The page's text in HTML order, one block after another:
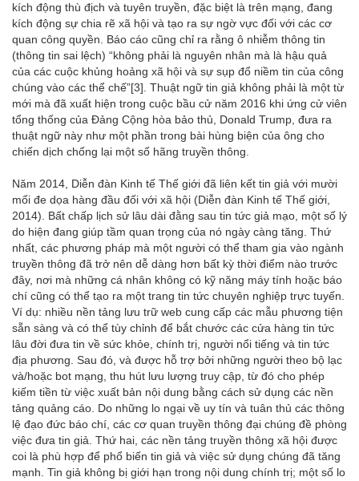
kích động thù địch và tuyên truyền, đặc biệt là trên mạng, đang
kích động sự chia rẽ xã hội và tạo ra sự ngờ vực đối với các cơ
quan công quyền. Báo cáo cũng chỉ ra rằng ô nhiễm thông tin
(thông tin sai lệch) “không phải là nguyên nhân mà là hậu quả
của các cuộc khủng hoảng xã hội và sự sụp đổ niềm tin của công
chúng vào các thể chế”[3]. Thuật ngữ tin giả không phải là một từ
mới mà đã xuất hiện trong cuộc bầu cử năm 2016 khi ứng cử viên
tổng thống của Đảng Cộng hòa bảo thủ, Donald Trump, đưa ra
thuật ngữ này như một phần trong bài hùng biện của ông cho
chiến dịch chống lại một số hãng truyền thông.
Năm 2014, Diễn đàn Kinh tế Thế giới đã liên kết tin giả với mười
mối đe dọa hàng đầu đối với xã hội (Diễn đàn Kinh tế Thế giới,
2014). Bất chấp lịch sử lâu dài đằng sau tin tức giả mạo, một số lý
do hiện đang giúp tầm quan trọng của nó ngày càng tăng. Thứ
nhất, các phương pháp mà một người có thể tham gia vào ngành
truyền thông đã trở nên dễ dàng hơn bất kỳ thời điểm nào trước
đây, nơi mà những cá nhân không có kỹ năng máy tính hoặc báo
chí cũng có thể tạo ra một trang tin tức chuyên nghiệp trực tuyến.
Ví dụ: nhiều nền tảng lưu trữ web cung cấp các mẫu phương tiện
sẵn sàng và có thể tùy chỉnh để bắt chước các cửa hàng tin tức
lâu đời đưa tin về sức khỏe, chính trị, người nổi tiếng và tin tức
địa phương. Sau đó, và được hỗ trợ bởi những người theo bộ lạc
và/hoặc bot mạng, thu hút lưu lượng truy cập, từ đó cho phép
kiếm tiền từ việc xuất bản nội dung bằng cách sử dụng các nền
tảng quảng cáo. Do những lo ngại về uy tín và tuân thủ các thông
lệ đạo đức báo chí, các cơ quan truyền thông đại chúng đề phòng
việc đưa tin giả. Thứ hai, các nền tảng truyền thông xã hội được
coi là phù hợp để phổ biến tin giả và việc sử dụng chúng đã tăng
mạnh. Tin giả không bị giới hạn trong nội dung chính trị; một số lo